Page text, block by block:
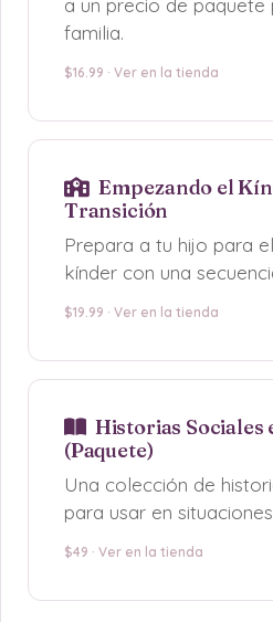
a un precio de
familia.
$16.99 · Ver en la tienda
Empezando el
Transición
Prepara a tu hijo para
kínder con una
$19.99 · Ver en la tienda
Historias Sociales
(Paquete)
Una colección de
para usar en
$49 · Ver en la tienda